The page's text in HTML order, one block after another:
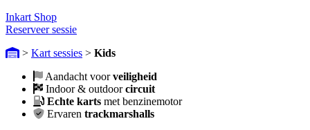
Inkart Shop
Reserveer sessie
> Kart sessies > Kids
Aandacht voorveiligheid
Indoor & outdoorcircuit
Echte karts met benzinemotor
Ervaren trackmarshalls